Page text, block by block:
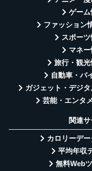
ゲーム
ファッション
スポー
マネ
旅行・観光
自動車・バ
ガジェット・デジ
芸能・エンタ
関連
カロリーデ
平均年収
無料Web